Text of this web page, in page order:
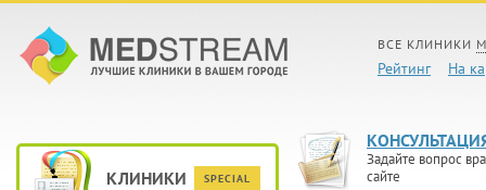
ВСЕ КЛИНИКИ
Рейтинг На
КЛИНИКИ SPECIAL
Задайте вопрос
сайте